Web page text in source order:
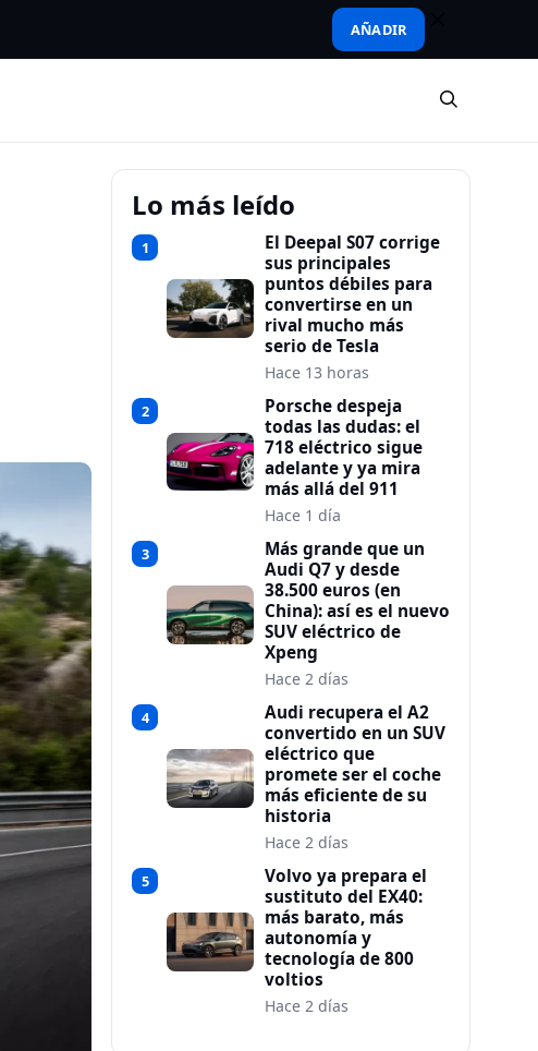
AÑADIR
Lo más leído
1
El Deepal S07 corrige
sus principales
puntos débiles para
convertirse en un
rival mucho más
serio de Tesla
Hace 13 horas
2
Porsche despeja
todas las dudas: el
718 eléctrico sigue
adelante y ya mira
más allá del 911
Hace 1 día
3
Más grande que un
Audi Q7 y desde
38.500 euros (en
China): así es el nuevo
SUV eléctrico de
Xpeng
Hace 2 días
4
Audi recupera el A2
convertido en un SUV
eléctrico que
promete ser el coche
más eficiente de su
historia
Hace 2 días
5
Volvo ya prepara el
sustituto del EX40:
más barato, más
autonomía y
tecnología de 800
voltios
Hace 2 días